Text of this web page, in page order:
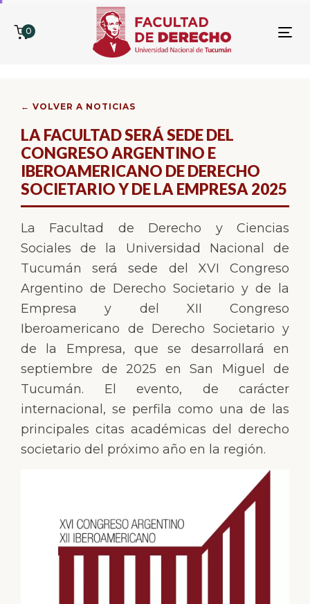
0
← VOLVER A NOTICIAS
LA FACULTAD SERÁ SEDE DEL
CONGRESO ARGENTINO E
IBEROAMERICANO DE DERECHO
SOCIETARIO Y DE LA EMPRESA 2025
La Facultad de Derecho y Ciencias
Sociales de la Universidad Nacional de
Tucumán será sede del XVI Congreso
Argentino de Derecho Societario y de la
Empresa y del XII Congreso
Iberoamericano de Derecho Societario y
de la Empresa, que se desarrollará en
septiembre de 2025 en San Miguel de
Tucumán. El evento, de carácter
internacional, se perfila como una de las
principales citas académicas del derecho
societario del próximo año en la región.